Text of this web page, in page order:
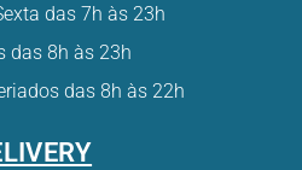
das 7h às 23h
das 8h às 23h
das 8h às 22h